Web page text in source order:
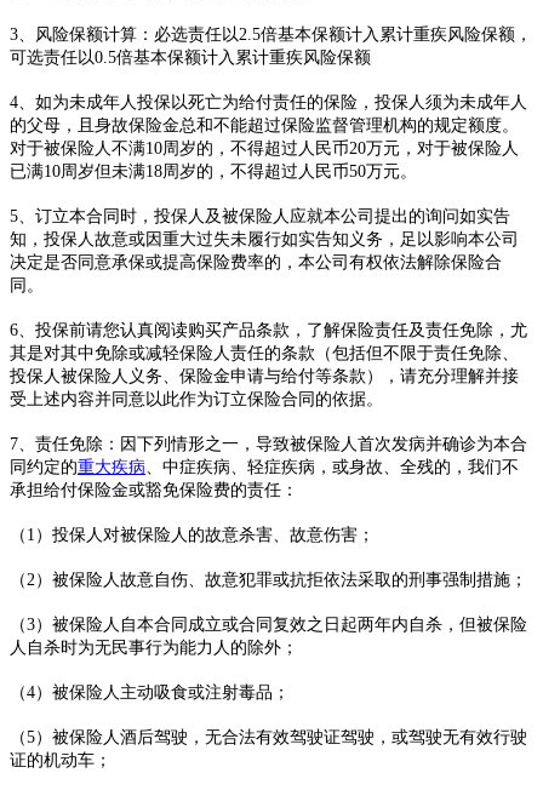
3、风险保额计算：必选责任以2.5倍基本保额计入累计重疾风险保额，
可选责任以0.5倍基本保额计入累计重疾风险保额
4、如为未成年人投保以死亡为给付责任的保险，投保人须为未成年人
的父母，且身故保险金总和不能超过保险监督管理机构的规定额度。
对于被保险人不满10周岁的，不得超过人民币20万元，对于被保险人
已满10周岁但未满18周岁的，不得超过人民币50万元。
5、订立本合同时，投保人及被保险人应就本公司提出的询问如实告
知，投保人故意或因重大过失未履行如实告知义务，足以影响本公司
决定是否同意承保或提高保险费率的，本公司有权依法解除保险合
同。
6、投保前请您认真阅读购买产品条款，了解保险责任及责任免除，尤
其是对其中免除或减轻保险人责任的条款（包括但不限于责任免除、
投保人被保险人义务、保险金申请与给付等条款），请充分理解并接
受上述内容并同意以此作为订立保险合同的依据。
7、责任免除：因下列情形之一，导致被保险人首次发病并确诊为本合
同约定的重大疾病 、中症疾病、轻症疾病，或身故、全残的，我们不
承担给付保险金或豁免保险费的责任：
（1）投保人对被保险人的故意杀害、故意伤害；
（2）被保险人故意自伤、故意犯罪或抗拒依法采取的刑事强制措施；
（3）被保险人自本合同成立或合同复效之日起两年内自杀，但被保险
人自杀时为无民事行为能力人的除外；
（4）被保险人主动吸食或注射毒品；
（5）被保险人酒后驾驶，无合法有效驾驶证驾驶，或驾驶无有效行驶
证的机动车；